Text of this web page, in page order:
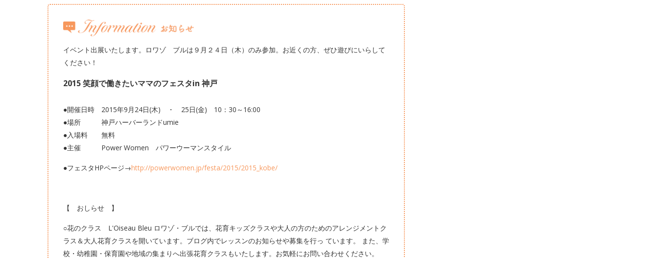
イベント出展いたします。ロワゾ ブルは９月２４日（木）のみ参加。お近くの方、ぜひ遊びにいらして
ください！
2015 笑顔で働きたいママのフェスタin 神戸
●開催日時 2015年9月24日(木) ・ 25日(金) 10：30～16:00
●場所 神戸ハーバーランドumie
●入場料 無料
●主催 Power Women パワーウーマンスタイル
●フェスタHPページ→http://powerwomen.jp/festa/2015/2015_kobe/
【 おしらせ 】
○花のクラス L'Oiseau Bleu ロワゾ・ブルでは、花育キッズクラスや大人の方のためのアレンジメントク
ラス＆大人花育クラスを開いています。ブログ内でレッスンのお知らせや募集を行っ ています。 また、学
校・幼稚園・保育園や地域の集まりへ出張花育クラスもいたします。お気軽にお問い合わせください。